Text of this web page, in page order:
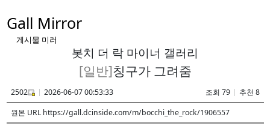
Gall Mirror
게시물 미러
봇치 더 락 마이너 갤러리
[일반]칭구가 그려줌
2502 2026-06-07 00:53:33 조회 79
추천 8
원본 URL https://gall.dcinside.com/m/bocchi_the_rock/1906557